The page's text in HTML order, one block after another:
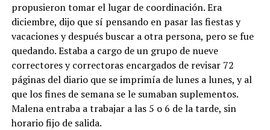
propusieron tomar el lugar de coordinación. Era
diciembre, dijo que sí pensando en pasar las fiestas y
vacaciones y después buscar a otra persona, pero se fue
quedando. Estaba a cargo de un grupo de nueve
correctores y correctoras encargados de revisar 72
páginas del diario que se imprimía de lunes a lunes, y al
que los fines de semana se le sumaban suplementos.
Malena entraba a trabajar a las 5 o 6 de la tarde, sin
horario fijo de salida.